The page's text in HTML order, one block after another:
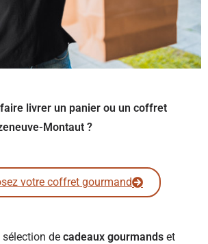
livrer un panier ou un coffret
Montaut ?
votre coffret gourmand
sélection de cadeaux gourmands et